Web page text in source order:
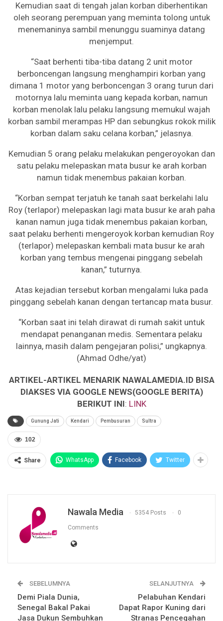
Kemudian saat di tengah jalan korban diberhentikan
oleh seorang perempuan yang meminta tolong untuk
menemaninya sambil menunggu suaminya datang
menjemput.
“Saat berhenti tiba-tiba datang 2 unit motor
berboncengan langsung menghampiri korban yang
dimana 1 motor yang berboncengan 3 orang turun dari
motornya lalu meminta uang kepada korban, namun
korban menolak lalu pelaku langsung memukul wajah
korban sambil merampas HP dan sebungkus rokok milik
korban dalam saku celana korban,” jelasnya.
Kemudian 5 orang pelaku melakukan pengeroyokan dan
satu pelaku melepaskan mata busur ke arah korban
namun tidak menembus pakaian korban.
“Korban sempat terjatuh ke tanah saat berkelahi lalu
Roy (terlapor) melepaskan lagi mata busur ke arah paha
kanan namun juga tidak menembus pakaian korban,
saat pelaku berhenti mengeroyok korban kemudian Roy
(terlapor) melepaskan kembali mata busur ke arah
korban yang tembus mengenai pinggang sebelah
kanan,” tuturnya.
Atas kejadian tersebut korban mengalami luka pada
pinggang sebelah kanan dengan tertancap mata busur.
“Korban saat ini telah dirawat di rumah sakit untuk
mendapat penanganan medis. Sementara pelaku
lainnya, masih dalam pengejaran polisi,” ungkapnya.
(Ahmad Odhe/yat)
ARTIKEL-ARTIKEL MENARIK NAWALAMEDIA.ID BISA
DIAKSES VIA GOOGLE NEWS(GOOGLE BERITA)
BERIKUT INI: LINK
Gunung Jati Kendari Pembusuran Sultra
102
Share WhatsApp Facebook Twitter
Nawala Media 5354 Posts 0
Comments
SEBELUMNYA
Demi Piala Dunia,
Senegal Bakal Pakai
Jasa Dukun Sembuhkan
SELANJUTNYA
Pelabuhan Kendari
Dapat Rapor Kuning dari
Stranas Pencegahan